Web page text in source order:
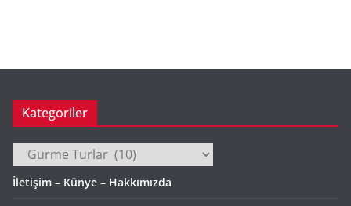
Kategoriler
Kategoriler
İletişim – Künye – Hakkımızda